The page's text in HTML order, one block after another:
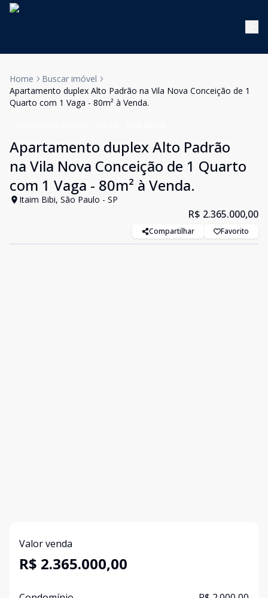
Home
Buscar imóvel
Apartamento duplex Alto Padrão na Vila Nova Conceição de 1
Quarto com 1 Vaga - 80m² à Venda.
Apartamento duplex Alto Padrão
na Vila Nova Conceição de 1 Quarto
com 1 Vaga - 80m² à Venda.
Itaim Bibi, São Paulo - SP
R$ 2.365.000,00
Compartilhar Favorito
Valor venda
R$ 2.365.000,00